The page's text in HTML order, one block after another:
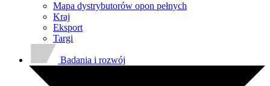
Mapa dystrybutorów opon pełnych
Kraj
Eksport
Targi
Badania i rozwój